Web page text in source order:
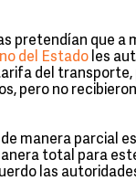
pretendían que a
del Estado les
del transporte,
pero no
de manera parcial
total para
las